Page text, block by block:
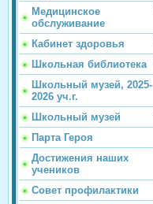
Медицинское
обслуживание
Кабинет здоровья
Школьная библиотека
Школьный музей, 2025-
2026 уч.г.
Школьный музей
Парта Героя
Достижения наших
учеников
Совет профилактики